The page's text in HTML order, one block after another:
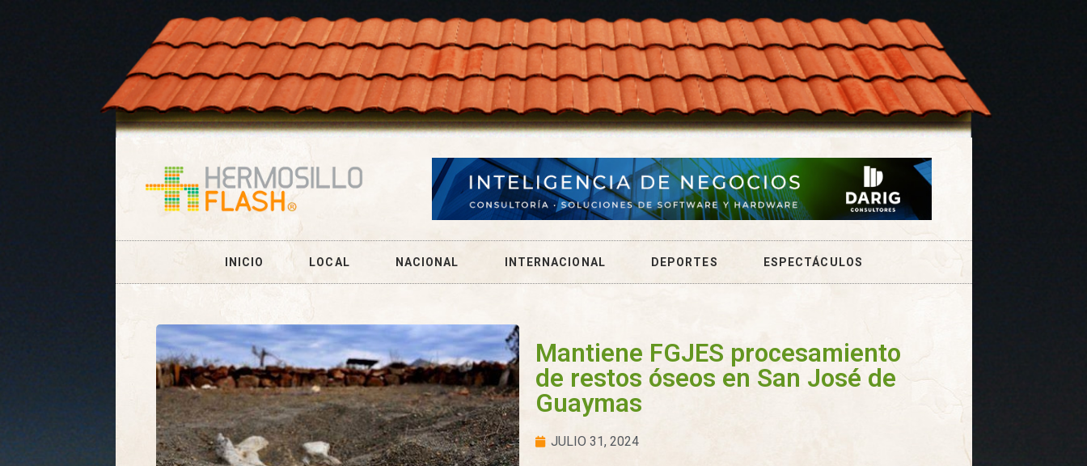
INICIO LOCAL NACIONAL INTERNACIONAL DEPORTES ESPECTÁCULOS
Mantiene FGJES procesamiento
de restos óseos en San José de
Guaymas
JULIO 31, 2024